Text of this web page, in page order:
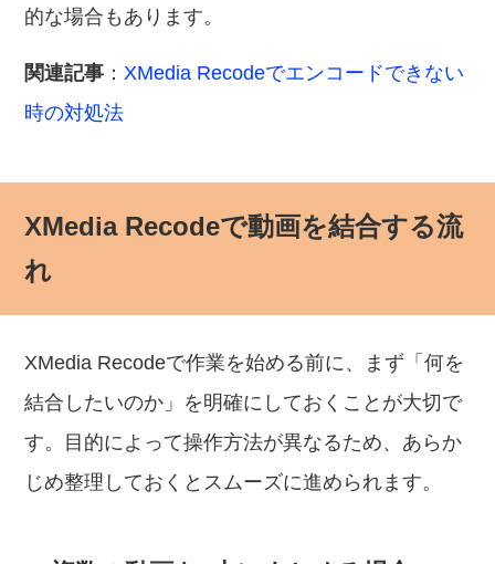
的な場合もあります。
関連記事 ：XMedia Recodeでエンコードできない
時の対処法
XMedia Recodeで動画を結合する流
れ
XMedia Recodeで作業を始める前に、まず「何を
結合したいのか」を明確にしておくことが大切で
す。目的によって操作方法が異なるため、あらか
じめ整理しておくとスムーズに進められます。